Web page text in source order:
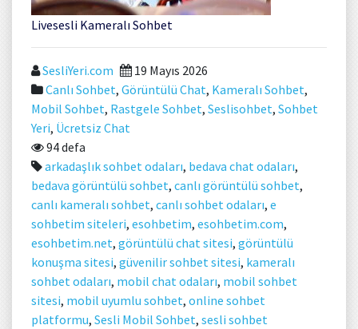
Livesesli Kameralı Sohbet
SesliYeri.com
19 Mayıs 2026
Canlı Sohbet, Görüntülü Chat, Kameralı Sohbet,
Mobil Sohbet, Rastgele Sohbet, Seslisohbet, Sohbet
Yeri, Ücretsiz Chat
94 defa
arkadaşlık sohbet odaları, bedava chat odaları,
bedava görüntülü sohbet, canlı görüntülü sohbet,
canlı kameralı sohbet, canlı sohbet odaları, e
sohbetim siteleri, esohbetim, esohbetim.com,
esohbetim.net, görüntülü chat sitesi, görüntülü
konuşma sitesi, güvenilir sohbet sitesi, kameralı
sohbet odaları, mobil chat odaları, mobil sohbet
sitesi, mobil uyumlu sohbet, online sohbet
platformu, Sesli Mobil Sohbet, sesli sohbet